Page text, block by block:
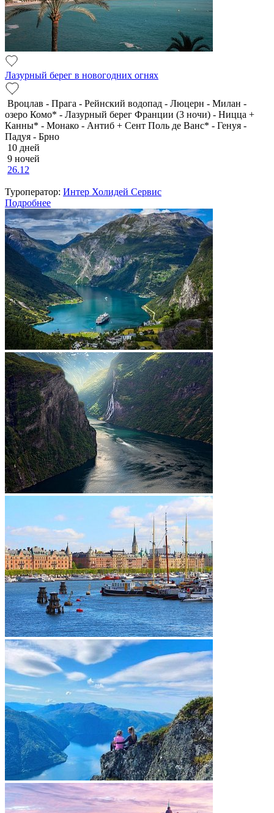
Лазурный берег в новогодних огнях
Вроцлав - Прага - Рейнский водопад - Люцерн - Милан -
озеро Комо* - Лазурный берег Франции (3 ночи) - Ницца +
Канны* - Монако - Антиб + Сент Поль де Ванс* - Генуя -
Падуя - Брно
10 дней
9 ночей
26.12
Туроператор: Интер Холидей Сервис
Подробнее